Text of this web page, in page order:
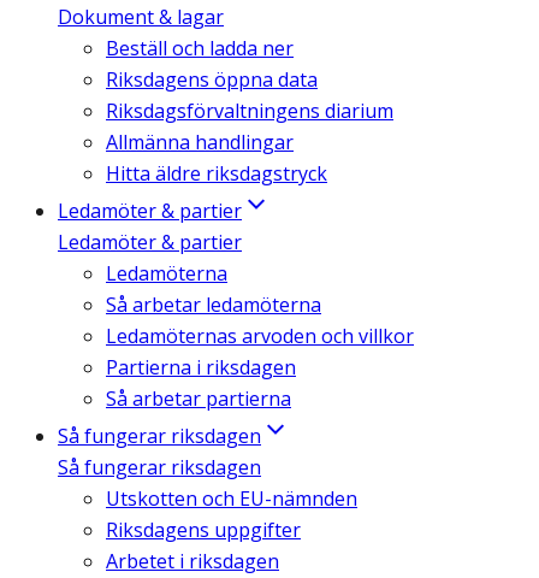
Dokument & lagar
Beställ och ladda ner
Riksdagens öppna data
Riksdagsförvaltningens diarium
Allmänna handlingar
Hitta äldre riksdagstryck
Ledamöter & partier
Ledamöter & partier
Ledamöterna
Så arbetar ledamöterna
Ledamöternas arvoden och villkor
Partierna i riksdagen
Så arbetar partierna
Så fungerar riksdagen
Så fungerar riksdagen
Utskotten och EU-nämnden
Riksdagens uppgifter
Arbetet i riksdagen